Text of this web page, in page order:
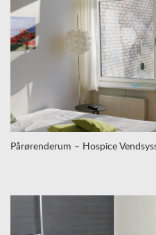
Pårørenderum – Hospice